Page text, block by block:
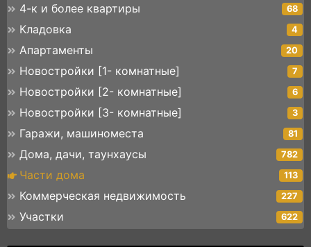
4-к и более квартиры 68
Кладовка 4
Апартаменты 20
Новостройки [1- комнатные] 7
Новостройки [2- комнатные] 6
Новостройки [3- комнатные] 3
Гаражи, машиноместа 81
Дома, дачи, таунхаусы 782
Части дома 113
Коммерческая недвижимость 227
Участки 622